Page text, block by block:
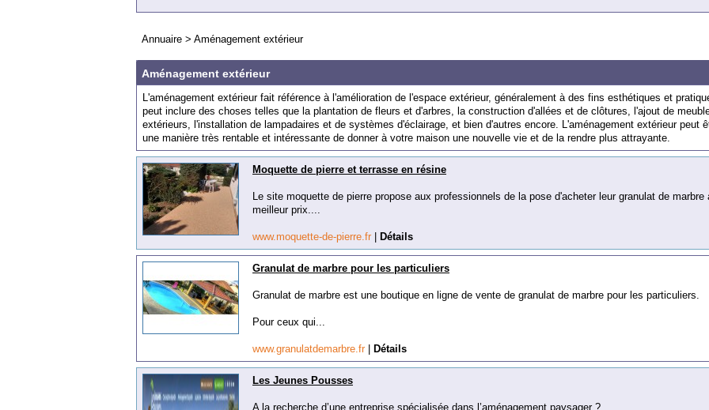
Annuaire > Aménagement extérieur
Aménagement extérieur
L'aménagement extérieurfait référence àl 'amé ioration de 'espace extérieur, généralement àdes fins esthétiques et prat
peut incl ure des choses tell es que laplantation de fleurs et d'arbres, laconstruction d'all ées et de cl ôtures, 'ajout de meub
extérieurs, 'install ation de lampadaires et de systèmes d'éclairage, et bien d'autres encore. L'aménagement extérieurpeut ê
une manière très rentable et intéressante de donneràvotre maison une nouvel le vie et de larendre plus attrayante.
Moquette de pierre et terrasse en résine
Le site moquette de pierre propose aux professionnels de la pose d'acheter leur granulat de marbre
meilleur prix....
www.moquette-de-pierre.fr Détails
Granulat de marbre pour les particuliers
Granulat de marbre est une boutique en ligne de vente de granulat de marbre pour les particuliers.
Pour ceux qui...
www.granulatdemarbre.fr Détails
Les Jeunes Pousses
A la recherche d’une entreprise spécialisée dans l’aménagement paysager ?